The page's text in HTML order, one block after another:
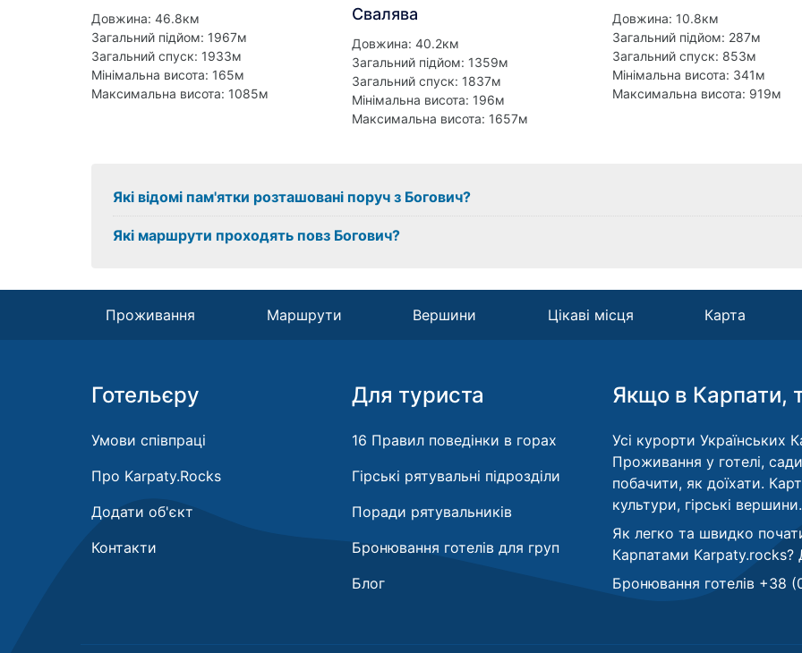
Довжина: 46.8км
Загальний підйом: 1967м
Загальний спуск: 1933м
Мінімальна висота: 165м
Максимальна висота: 1085м
Свалява
Довжина: 40.2км
Загальний підйом: 1359м
Загальний спуск: 1837м
Мінімальна висота: 196м
Максимальна висота: 1657м
Довжина: 10.8км
Загальний підйом: 287м
Загальний спуск: 853м
Мінімальна висота: 341м
Максимальна висота: 919м
Які відомі пам'ятки розташовані поруч з Богович?
Які маршрути проходять повз Богович?
Проживання Маршрути Вершини Цікаві місця Карта
Готельєру
Умови співпраці
Про Karpaty.Rocks
Додати об'єкт
Контакти
Для туриста
16 Правил поведінки в горах
Гірські рятувальні підрозділи
Поради рятувальників
Бронювання готелів для груп
Блог
Якщо в Карпати,
Усі курорти Українських
Проживання у готелі,
побачити, як доїхати.
культури, гірські вершини.
Як легко та швидко
Карпатами Karpaty.rocks?
Бронювання готелів +38